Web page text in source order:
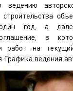
ведению
год, а
в
работ на
Графика ведения